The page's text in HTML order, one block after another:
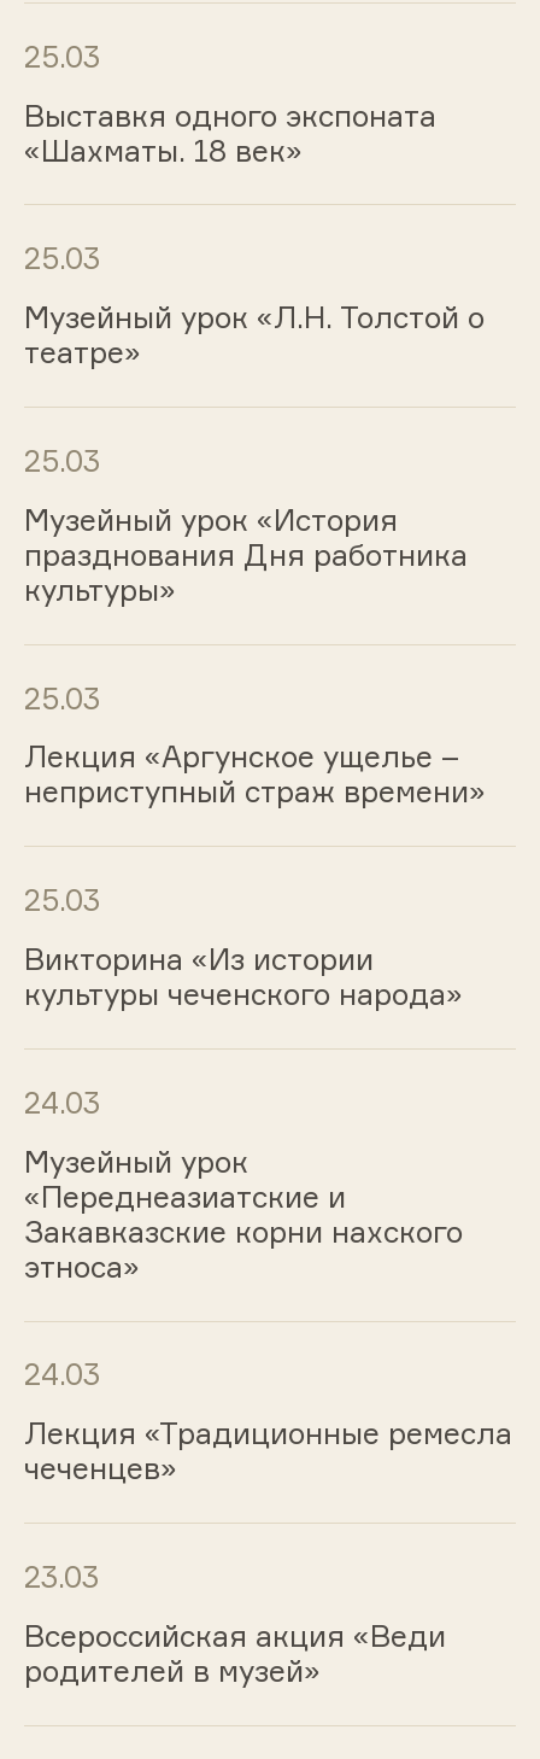
25.03
Выставкя одного экспоната
«Шахматы. 18 век»
25.03
Музейный урок «Л.Н. Толстой о
театре»
25.03
Музейный урок «История
празднования Дня работника
культуры»
25.03
Лекция «Аргунское ущелье –
неприступный страж времени»
25.03
Викторина «Из истории
культуры чеченского народа»
24.03
Музейный урок
«Переднеазиатские и
Закавказские корни нахского
этноса»
24.03
Лекция «Традиционные ремесла
чеченцев»
23.03
Всероссийская акция «Веди
родителей в музей»